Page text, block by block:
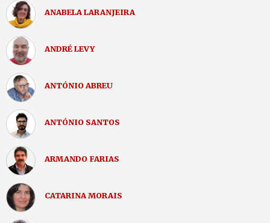
ANABELA LARANJEIRA
ANDRÉ LEVY
ANTÓNIO ABREU
ANTÓNIO SANTOS
ARMANDO FARIAS
CATARINA MORAIS